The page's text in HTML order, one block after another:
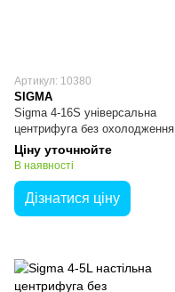
Артикул: 10380
SIGMA
Sigma 4-16S універсальна
центрифуга без охолодження
Ціну уточнюйте
В наявності
Дізнатися ціну